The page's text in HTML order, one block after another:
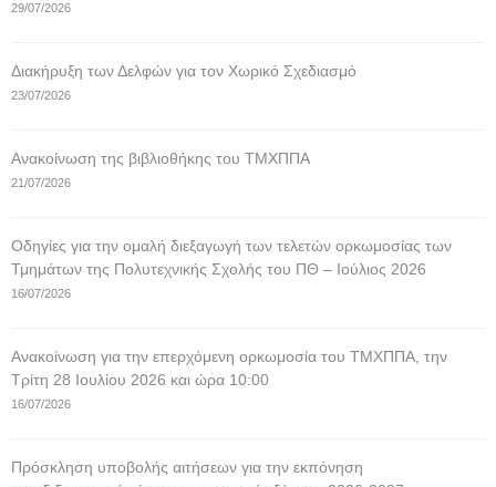
29/07/2026
Διακήρυξη των Δελφών για τον Χωρικό Σχεδιασμό
23/07/2026
Ανακοίνωση της βιβλιοθήκης του ΤΜΧΠΠΑ
21/07/2026
Οδηγίες για την ομαλή διεξαγωγή των τελετών ορκωμοσίας των
Τμημάτων της Πολυτεχνικής Σχολής του ΠΘ – Ιούλιος 2026
16/07/2026
Ανακοίνωση για την επερχόμενη ορκωμοσία του ΤΜΧΠΠΑ, την
Τρίτη 28 Ιουλίου 2026 και ώρα 10:00
16/07/2026
Πρόσκληση υποβολής αιτήσεων για την εκπόνηση